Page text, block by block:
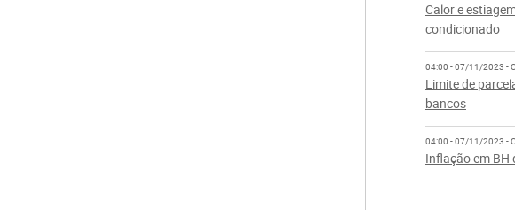
Calor e
condicionado
04:00 - 07/11/2023 -
Limite de
bancos
04:00 - 07/11/2023 -
Inflação em BH